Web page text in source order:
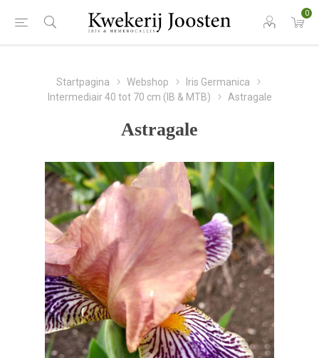
0
Startpagina Webshop
Iris Germanica
Intermediair 40 tot 70 cm (IB & MTB)
Astragale
Astragale